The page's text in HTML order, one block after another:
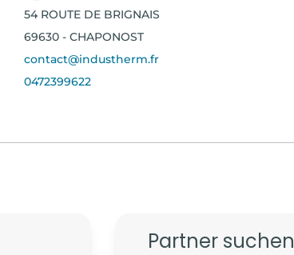
54 ROUTE DE BRIGNAIS
69630 - CHAPONOST
contact@industherm.fr
0472399622
Partner suchen